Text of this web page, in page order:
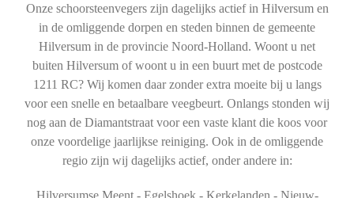
Onze schoorsteenvegers zijn dagelijks actief in Hilversum en
in de omliggende dorpen en steden binnen de gemeente
Hilversum in de provincie Noord-Holland. Woont u net
buiten Hilversum of woont u in een buurt met de postcode
1211 RC? Wij komen daar zonder extra moeite bij u langs
voor een snelle en betaalbare veegbeurt. Onlangs stonden wij
nog aan de Diamantstraat voor een vaste klant die koos voor
onze voordelige jaarlijkse reiniging. Ook in de omliggende
regio zijn wij dagelijks actief, onder andere in:
Hilversumse Meent - Egelshoek - Kerkelanden - Nieuw-